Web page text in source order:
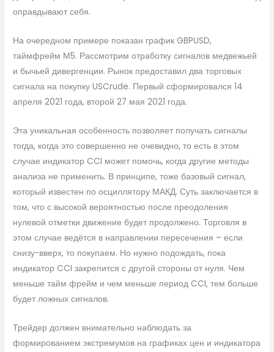
оправдывают себя.
На очередном примере показан график GBPUSD,
таймфрейм М5. Рассмотрим отработку сигналов медвежьей
и бычьей дивергенции. Рынок предоставил два торговых
сигнала на покупку USCrude. Первый сформировался 14
апреля 2021 года, второй 27 мая 2021 года.
Эта уникальная особенность позволяет получать сигналы
тогда, когда это совершенно не очевидно, то есть в этом
случае индикатор CCI может помочь, когда другие методы
анализа не применить. В принципе, тоже базовый сигнал,
который известен по осциллятору МАКД. Суть заключается в
том, что с высокой вероятностью после преодоления
нулевой отметки движение будет продолжено. Торговля в
этом случае ведётся в направлении пересечения – если
снизу-вверх, то покупаем. Но нужно подождать, пока
индикатор CCI закрепится с другой стороны от нуля. Чем
меньше тайм фрейм и чем меньше период CCI, тем больше
будет ложных сигналов.
Трейдер должен внимательно наблюдать за
формированием экстремумов на графиках цен и индикатора